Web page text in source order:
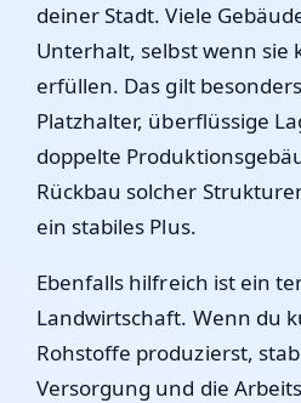
deiner Stadt. Viele
Unterhalt, selbst wenn sie
erfüllen. Das gilt
Platzhalter, überflüssige
doppelte
Rückbau solcher
ein stabiles Plus.
Ebenfalls hilfreich ist ein
Landwirtschaft. Wenn du
Rohstoffe produzierst,
Versorgung und die